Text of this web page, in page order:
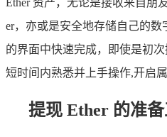
er，亦或是安全地存储自己的
的界面中快速完成，即使是初
短时间内熟悉并上手操作,开启
提现 Ether 的准